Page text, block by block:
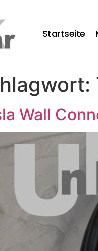
Startseite
Wall